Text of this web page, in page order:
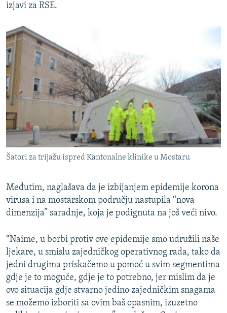
izjavi za RSE.
Šatori za trijažu ispred Kantonalne klinike u Mostaru
Međutim, naglašava da je izbijanjem epidemije korona
virusa i na mostarskom području nastupila “nova
dimenzija” saradnje, koja je podignuta na još veći nivo.
“Naime, u borbi protiv ove epidemije smo udružili naše
ljekare, u smislu zajedničkog operativnog rada, tako da
jedni drugima priskačemo u pomoć u svim segmentima
gdje je to moguće, gdje je to potrebno, jer mislim da je
ovo situacija gdje stvarno jedino zajedničkim snagama
se možemo izboriti sa ovim baš opasnim, izuzetno